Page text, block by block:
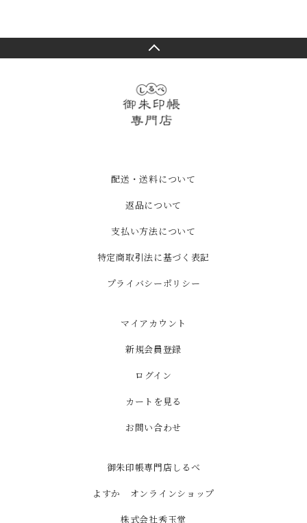
配送・送料について
返品について
支払い方法について
特定商取引法に基づく表記
プライバシーポリシー
マイアカウント
新規会員登録
ログイン
カートを見る
お問い合わせ
御朱印帳専門店しるべ
よすか オンラインショップ
株式会社秀玉堂